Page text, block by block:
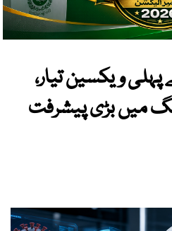
ویکسین تیار،
میں بڑی پیشرفت